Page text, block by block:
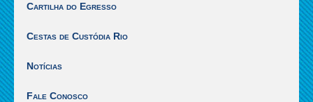
Cartilha do Egresso
Cestas de Custódia Rio
Notícias
Fale Conosco